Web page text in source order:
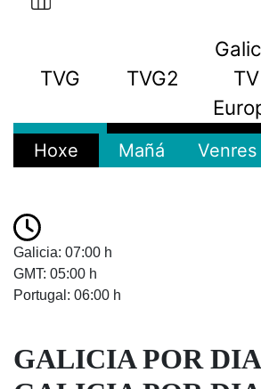
TVG TVG2
TV
Hoxe Mañá Venres
Galicia: 07:00 h
GMT: 05:00 h
Portugal: 06:00 h
GALICIA POR